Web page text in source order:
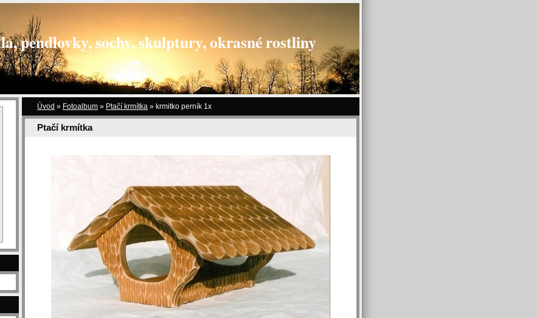
pendlovky, sochy, skulptury, okrasné rostliny
Úvod » Fotoalbum » Ptačí krmítka » krmitko perník 1x
Ptačí krmítka